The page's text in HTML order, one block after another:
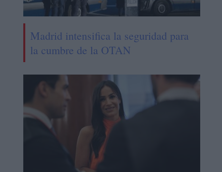
Madrid intensifica la seguridad para
la cumbre de la OTAN